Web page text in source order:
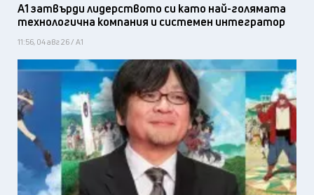
А1 затвърди лидерството си като най-голямата
технологична компания и системен интегратор
11:56, 04 авг 26 / А1